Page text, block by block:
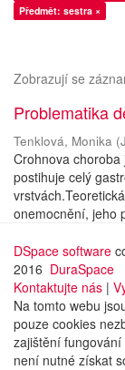
Předmět: sestra ×
Zobrazují se
Problematika
Tenklová, Monika (
Crohnova
postihuje celý
onemocnění, jeho
DSpace software
2016 DuraSpace
Kontaktujte nás |
Na tomto webu
pouze cookies
zajištění
není nutné získat